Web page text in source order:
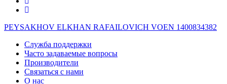
PEYSAKHOV ELKHAN RAFAILOVICH VOEN 1400834382
Служба поддержки
Часто задаваемые вопросы
Производители
Связаться с нами
О нас